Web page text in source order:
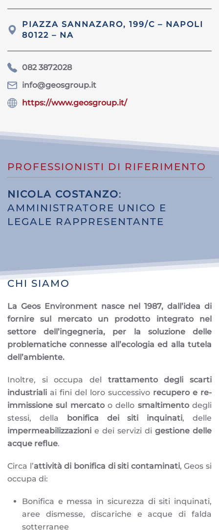
PIAZZA SANNAZARO, 199/C – NAPOLI
80122 – NA
082 3872028
info@geosgroup.it
https://www.geosgroup.it/
PROFESSIONISTI DI RIFERIMENTO
NICOLA COSTANZO:
AMMINISTRATORE UNICO E
LEGALE RAPPRESENTANTE
CHI SIAMO
La Geos Environment nasce nel 1987, dall’idea di
fornire sul mercato un prodotto integrato nel
settore dell’ingegneria, per la soluzione delle
problematiche connesse all’ecologia ed alla tutela
dell’ambiente.
Inoltre, si occupa del trattamento degli scarti
industriali ai fini del loro successivo recupero e re-
immissione sul mercatoo dello smaltimentodegli
stessi, della bonifica dei siti inquinati, delle
impermeabilizzazioni e dei servizi di gestione delle
acque reflue.
Circa l’attività di bonifica di siti contaminati, Geos si
occupa di:
Bonifica e messa in sicurezza di siti inquinati,
aree dismesse, discariche e acque di falda
sotterranee